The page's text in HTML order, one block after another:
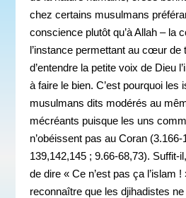
chez certains musulmans
conscience plutôt qu’à Allah – la
l’instance permettant au cœur de
d’entendre la petite voix de Dieu
à faire le bien. C’est pourquoi les
musulmans dits modérés au
mécréants puisque les uns
n’obéissent pas au Coran
139,142,145 ; 9.66-68,73). Suffit-
de dire « Ce n’est pas ça l’islam
reconnaître que les djihadistes